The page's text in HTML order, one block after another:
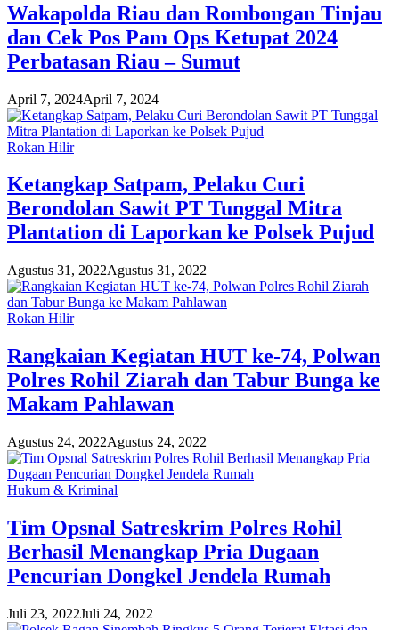
Wakapolda Riau dan Rombongan Tinjau
dan Cek Pos Pam Ops Ketupat 2024
Perbatasan Riau – Sumut
April 7, 2024April 7, 2024
Rokan Hilir
Ketangkap Satpam, Pelaku Curi
Berondolan Sawit PT Tunggal Mitra
Plantation di Laporkan ke Polsek Pujud
Agustus 31, 2022Agustus 31, 2022
Rokan Hilir
Rangkaian Kegiatan HUT ke-74, Polwan
Polres Rohil Ziarah dan Tabur Bunga ke
Makam Pahlawan
Agustus 24, 2022Agustus 24, 2022
Hukum & Kriminal
Tim Opsnal Satreskrim Polres Rohil
Berhasil Menangkap Pria Dugaan
Pencurian Dongkel Jendela Rumah
Juli 23, 2022Juli 24, 2022